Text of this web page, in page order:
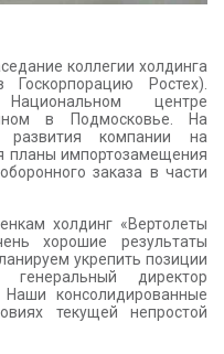
коллегии холдинга
Ростех).
центре
в Подмосковье. На
развития компании на
планы импортозамещения
заказа в части
холдинг «Вертолеты
хорошие результаты
укрепить позиции
директор
консолидированные
текущей непростой